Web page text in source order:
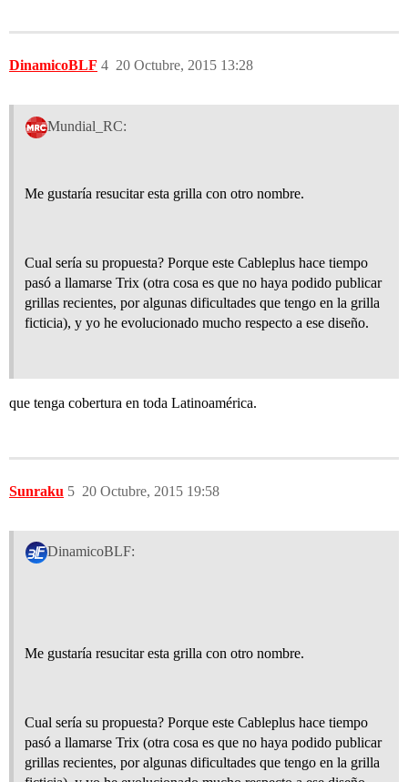
DinamicoBLF 20 Octubre, 2015 13:28
4
Mundial_RC:
Me gustaría resucitar esta grilla con otro nombre.
Cual sería su propuesta? Porque este Cableplus hace tiempo
pasó a llamarse Trix (otra cosa es que no haya podido publicar
grillas recientes, por algunas dificultades que tengo en la grilla
ficticia), y yo he evolucionado mucho respecto a ese diseño.
que tenga cobertura en toda Latinoamérica.
Sunraku 20 Octubre, 2015 19:58
5
DinamicoBLF:
Me gustaría resucitar esta grilla con otro nombre.
Cual sería su propuesta? Porque este Cableplus hace tiempo
pasó a llamarse Trix (otra cosa es que no haya podido publicar
grillas recientes, por algunas dificultades que tengo en la grilla